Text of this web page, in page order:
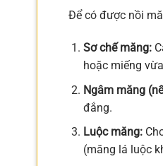
Để có được nồi
Sơ chế măng:
hoặc miếng
Ngâm măng
đắng.
Luộc măng:
(măng lá luộc